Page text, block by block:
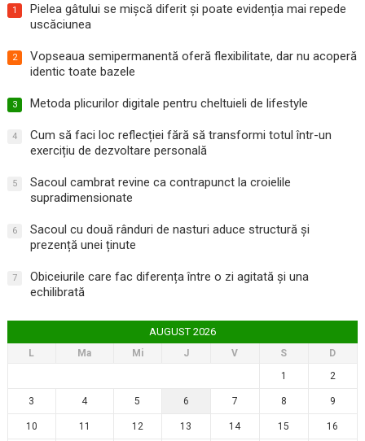
1
Pielea gâtului se mișcă diferit și poate evidenția mai repede
uscăciunea
2
Vopseaua semipermanentă oferă flexibilitate, dar nu acoperă
identic toate bazele
3 Metoda plicurilor digitale pentru cheltuieli de lifestyle
4
Cum să faci loc reflecției fără să transformi totul într-un
exercițiu de dezvoltare personală
5
Sacoul cambrat revine ca contrapunct la croielile
supradimensionate
6
Sacoul cu două rânduri de nasturi aduce structură și
prezență unei ținute
7
Obiceiurile care fac diferența între o zi agitată și una
echilibrată
AUGUST 2026
L Ma Mi J V S
D
1
2
3 4 5 6 7 8 9
10 11 12 13 14 15 16